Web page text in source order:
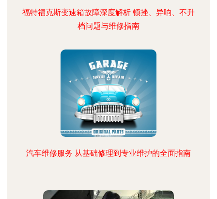
福特福克斯变速箱故障深度解析 顿挫、异响、不升
档问题与维修指南
汽车维修服务 从基础修理到专业维护的全面指南